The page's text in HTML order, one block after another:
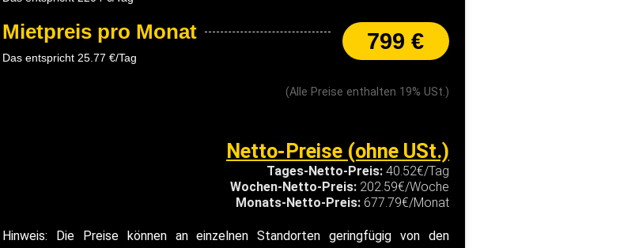
Mietpreis pro Monat
Das entspricht 25.77 €/Tag
799 €
(Alle Preise enthalten 19% USt.)
Netto-Preise (ohne USt.)
Tages-Netto-Preis:40.52€/Tag
Wochen-Netto-Preis:202.59€/Woche
Monats-Netto-Preis:677.79€/Monat
Hinweis: Die Preise können an einzelnen Standorten geringfügig von den